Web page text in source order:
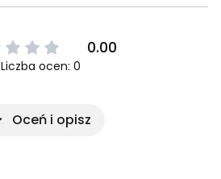
0.00
Liczba ocen: 0
Oceń i opisz